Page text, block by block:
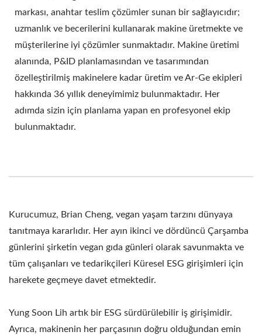
üreticileri, soya sütü üretimi, soya sütü üretim
ekipmanları, soya sütü üretim fabrikası, Soya Sütü
Üretim Hattı, soya sütü yapma makinesi fiyatı, soya
fasulyesi işleme makinesi, soya sütü fabrikası, soya sütü
makinesi / eversoon, Yung Soon Lih Food Machine Co.,
Ltd. markası, Soya Sütü ve Tofu Makineleri alanında
liderdir. Gıda güvenliğinin koruyucusu olarak, Tofu
üretimindeki temel teknolojimizi ve profesyonel
deneyimimizi dünya genelindeki müşterilerimizle
markası, anahtar teslim çözümler sunan bir sağlayıcıdır;
uzmanlık ve becerilerini kullanarak makine üretmekte ve
müşterilerine iyi çözümler sunmaktadır. Makine üretimi
alanında, P&ID planlamasından ve tasarımından
özelleştirilmiş makinelere kadar üretim ve Ar-Ge ekipleri
hakkında 36 yıllık deneyimimiz bulunmaktadır. Her
adımda sizin için planlama yapan en profesyonel ekip
bulunmaktadır.
Kurucumuz, Brian Cheng, vegan yaşam tarzını dünyaya
tanıtmaya kararlıdır. Her ayın ikinci ve dördüncü Çarşamba
günlerini şirketin vegan gıda günleri olarak savunmakta ve
tüm çalışanları ve tedarikçileri Küresel ESG girişimleri için
harekete geçmeye davet etmektedir.
Yung Soon Lih artık bir ESG sürdürülebilir iş girişimidir.
Ayrıca, makinenin her parçasının doğru olduğundan emin